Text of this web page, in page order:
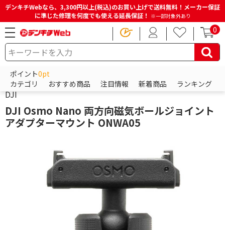
デンキチWebなら、3,300円以上(税込)のお買い上げで送料無料！メーカー保証
に準じた修理を何度でも使える延長保証！ ※一部対象外あり
0
ポイント0pt
カテゴリ
おすすめ商品 注目情報 新着商品 ランキング
HOME 商品一覧ページ
アクションカメラアクセサリー
その他アクションカメラアクセサリー
DJI
DJI Osmo Nano 両方向磁気ボールジョイント
アダプターマウント ONWA05